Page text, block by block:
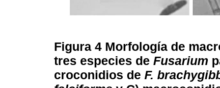
Figura 4 Morfología de
tres especies de Fusarium
croconidios de F.